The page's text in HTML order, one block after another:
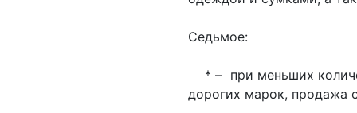
Седьмое:
* – при меньших
дорогих марок, продажа